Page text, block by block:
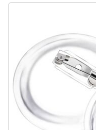
#sharemevidaxl